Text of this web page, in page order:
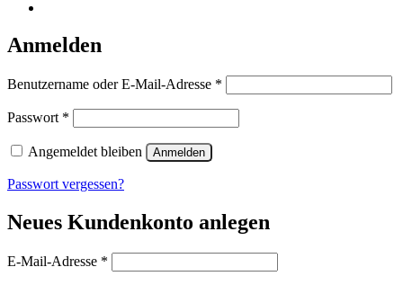
Anmelden
Benutzername oder E-Mail-Adresse *
Passwort *
Angemeldet bleiben Anmelden
Passwort vergessen?
Neues Kundenkonto anlegen
E-Mail-Adresse *